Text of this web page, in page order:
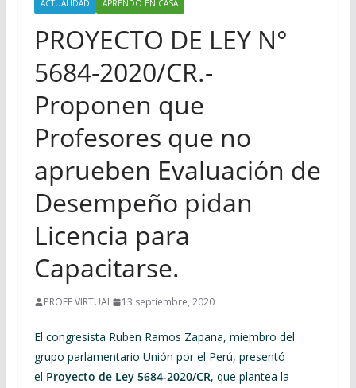
ACTUALIDAD APRENDO EN CASA
PROYECTO DE LEY N°
5684-2020/CR.-
Proponen que
Profesores que no
aprueben Evaluación de
Desempeño pidan
Licencia para
Capacitarse.
PROFE VIRTUAL 13 septiembre, 2020
El congresista Ruben Ramos Zapana, miembro del
grupo parlamentario Unión por el Perú, presentó
el Proyecto de Ley 5684-2020/CR, que plantea la